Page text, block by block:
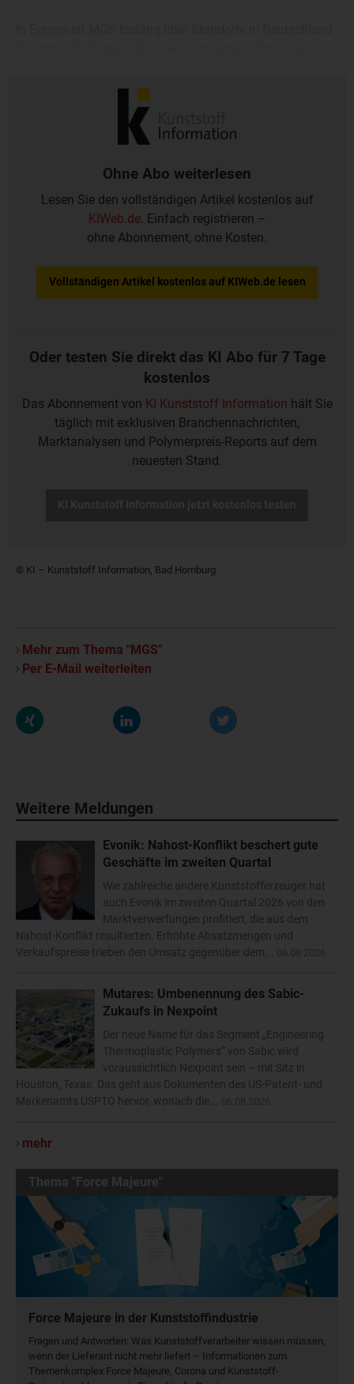
(Anderstorp) vertreten.
Ohne Abo weiterlesen
Lesen Sie den vollständigen Artikel kostenlos auf
KIWeb.de. Einfach registrieren –
ohne Abonnement, ohne Kosten.
Vollständigen Artikel kostenlos auf KIWeb.de lesen
Oder testen Sie direkt das KI Abo für 7 Tage
kostenlos
Das Abonnement von KI Kunststoff Information hält Sie
täglich mit exklusiven Branchennachrichten,
Marktanalysen und Polymerpreis-Reports auf dem
neuesten Stand.
© KI – Kunststoff Information, Bad Homburg
Mehr zum Thema "MGS"
Per E-Mail weiterleiten
Weitere Meldungen
Evonik: Nahost-Konflikt beschert gute
Geschäfte im zweiten Quartal
Wie zahlreiche andere Kunststofferzeuger hat
auch Evonik im zweiten Quartal 2026 von den
Marktverwerfungen profitiert, die aus dem
Nahost-Konflikt resultierten. Erhöhte Absatzmengen und
Verkaufspreise trieben den Umsatz gegenüber dem...
Mutares: Umbenennung des Sabic-
Zukaufs in Nexpoint
Der neue Name für das Segment „Engineering
Thermoplastic Polymers“ von Sabic wird
voraussichtlich Nexpoint sein – mit Sitz in
Houston, Texas. Das geht aus Dokumenten des US-Patent- und
Markenamts USPTO hervor, wonach die...
mehr
Thema "Force Majeure"
Force Majeure in der Kunststoffindustrie
Fragen und Antworten: Was Kunst­stoff­verarbeiter wissen müssen,
wenn der Lieferant nicht mehr liefert – Informationen zum
Themenkomplex Force Majeure, Corona und Kunststoff-